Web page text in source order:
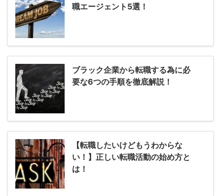
職エージェント5選！
ブラック企業から転職する為に必
要な6つの手順を徹底解説！
【転職したいけどもうわからな
い！】正しい転職活動の始め方と
は！